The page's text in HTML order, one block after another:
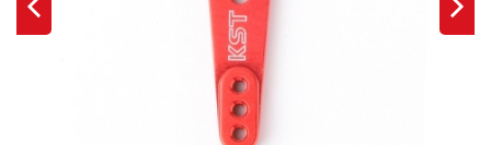
Зарядные устройства и блоки питания